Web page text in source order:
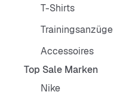
T-Shirts
Trainingsanzüge
Accessoires
Top Sale Marken
Nike